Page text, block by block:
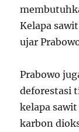
Kelapa
ujar
Prabowo
deforestasi
kelapa
karbon